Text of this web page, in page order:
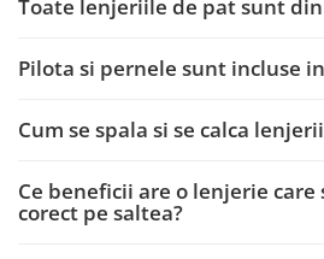
Toate lenjeriile de pat sunt
Pilota si pernele sunt incluse
Cum se spala si se calca
Ce beneficii are o lenjerie care
corect pe saltea?